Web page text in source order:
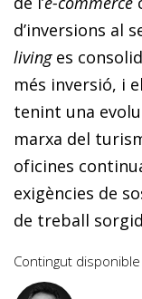
d’inversions al
livinges
més inversió, i
tenint una
marxa del
oficines
exigències de
de treball
Contingut